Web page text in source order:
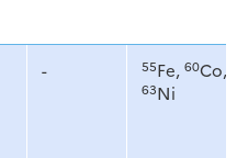
- 55Fe, 60Co,
63Ni